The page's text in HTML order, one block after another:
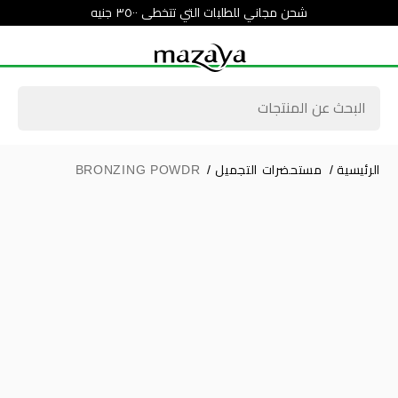
شحن مجاني للطلبات التي تتخطى ٣٥٠٠ جنيه
الرئيسية / مستحضرات التجميل /
BRONZING POWDR